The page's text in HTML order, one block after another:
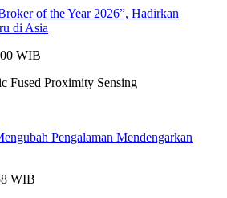
of the Year 2026”, Hadirkan
di Asia
WIB
Pengalaman Mendengarkan
WIB